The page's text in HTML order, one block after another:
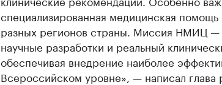
специализированная медицинская помощь
разных регионов страны. Миссия НМИЦ —
научные разработки и реальный
обеспечивая внедрение наиболее
Всероссийском уровне», — написал глава